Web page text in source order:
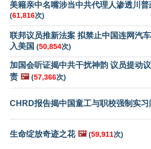
美籍亲中名嘴涉当中共代理人渗透川
(61,816次)
联邦议员推新法案 拟禁止中国连网汽
入美国 (50,854次)
加国会听证揭中共干扰神韵 议员提动
责 🖼️ (57,366次)
CHRD报告揭中国童工与职校强制实习
生命绽放奇迹之花 🖼️ (59,911次)